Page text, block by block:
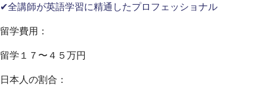
✔全講師が英語学習に精通したプロフェッショナル
留学費用：
留学１７〜４５万円
日本人の割合：